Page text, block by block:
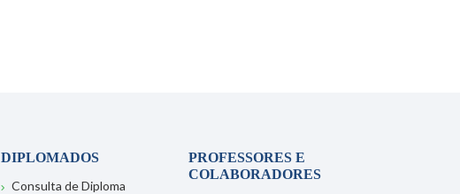
DIPLOMADOS
Consulta de Diploma
PROFESSORES E
COLABORADORES